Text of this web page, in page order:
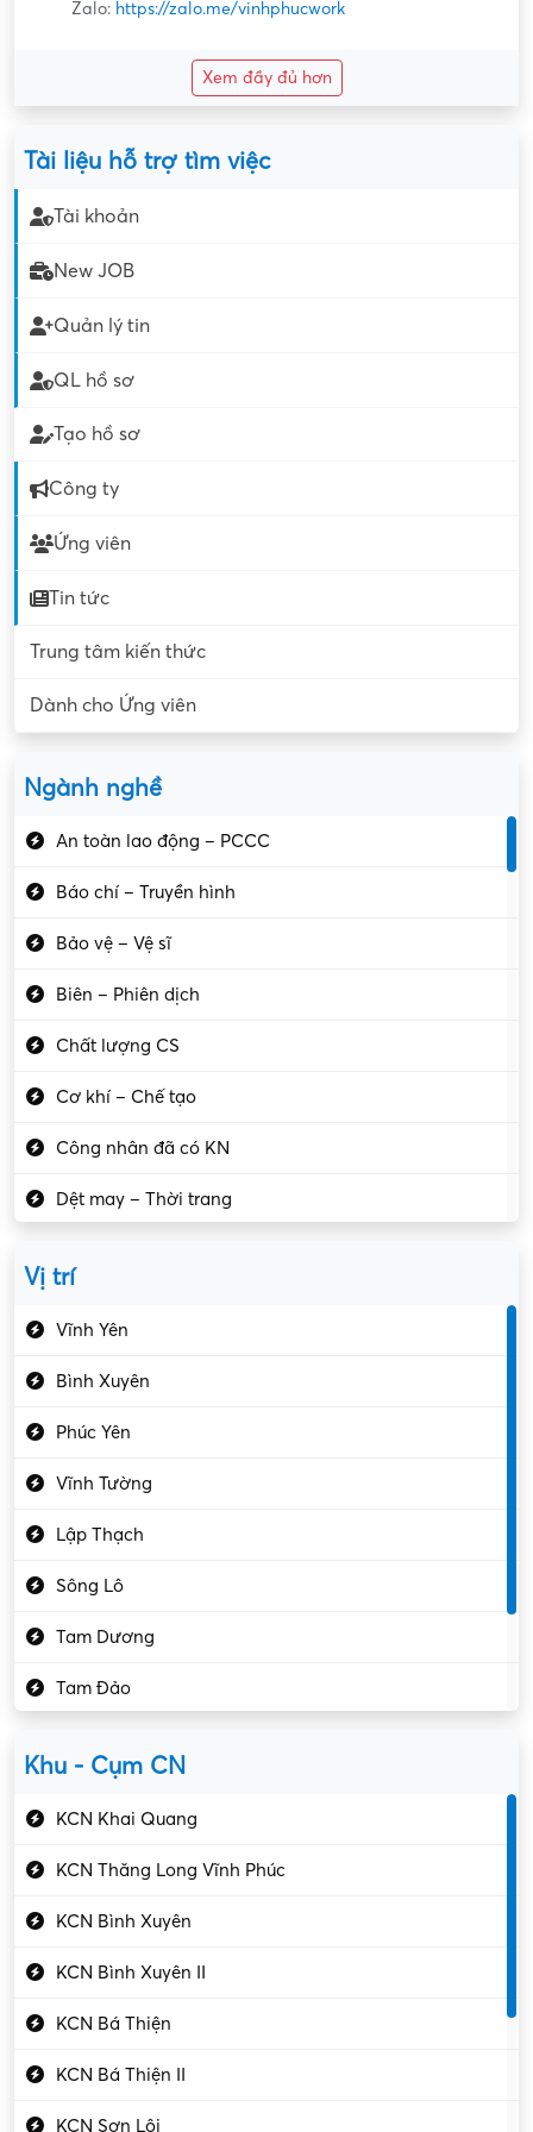
Zalo: https://zalo.me/vinhphucwork
Xem đầy đủ hơn
Tài liệu hỗ trợ tìm việc
Tài khoản
New JOB
Quản lý tin
QL hồ sơ
Tạo hồ sơ
Công ty
Ứng viên
Tin tức
Trung tâm kiến thức
Dành cho Ứng viên
Ngành nghề
An toàn lao động – PCCC
Báo chí – Truyền hình
Bảo vệ – Vệ sĩ
Biên – Phiên dịch
Chất lượng CS
Cơ khí – Chế tạo
Công nhân đã có KN
Dệt may – Thời trang
Kiểm soát chất lượng
Kỹ sư cơ khí
Kỹ sư điện
Kỹ thuật cao
Kỹ thuật mạng – IT
Làm bán thời gian
Lao động phổ thông
Lập trình – Phát triển
Luật – Công chứng
Vị trí
Vĩnh Yên
Bình Xuyên
Phúc Yên
Vĩnh Tường
Lập Thạch
Sông Lô
Tam Dương
Tam Đảo
Khu - Cụm CN
KCN Khai Quang
KCN Thăng Long Vĩnh Phúc
KCN Bình Xuyên
KCN Bình Xuyên II
KCN Bá Thiện
KCN Bá Thiện II
KCN Sơn Lôi